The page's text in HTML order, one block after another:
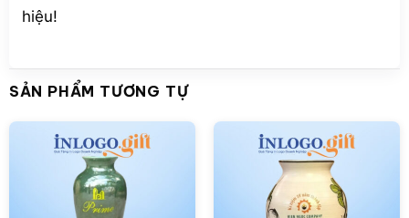
hiệu!
SẢN PHẨM TƯƠNG TỰ